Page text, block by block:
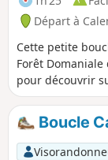
points de vue
environnants
baignades dans
Dans ce cas
parfois un peu
Départ à
Cette petite
Forêt
pour découvrir
lieux. La boucle
du château du
et offre des
circuit est balisé
Boucle